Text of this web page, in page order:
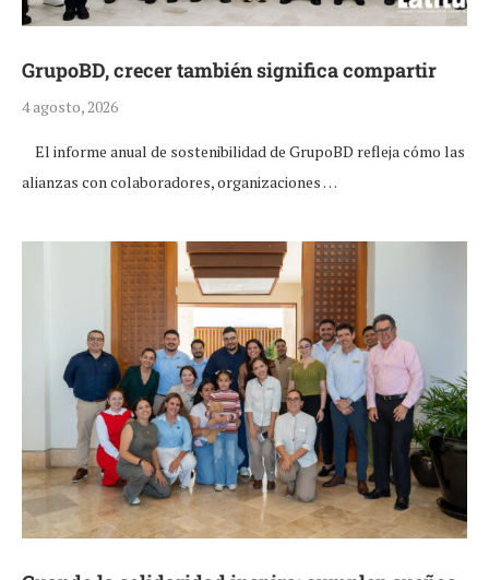
GrupoBD, crecer también significa compartir
4 agosto, 2026
El informe anual de sostenibilidad de GrupoBD refleja cómo las
alianzas con colaboradores, organizaciones …